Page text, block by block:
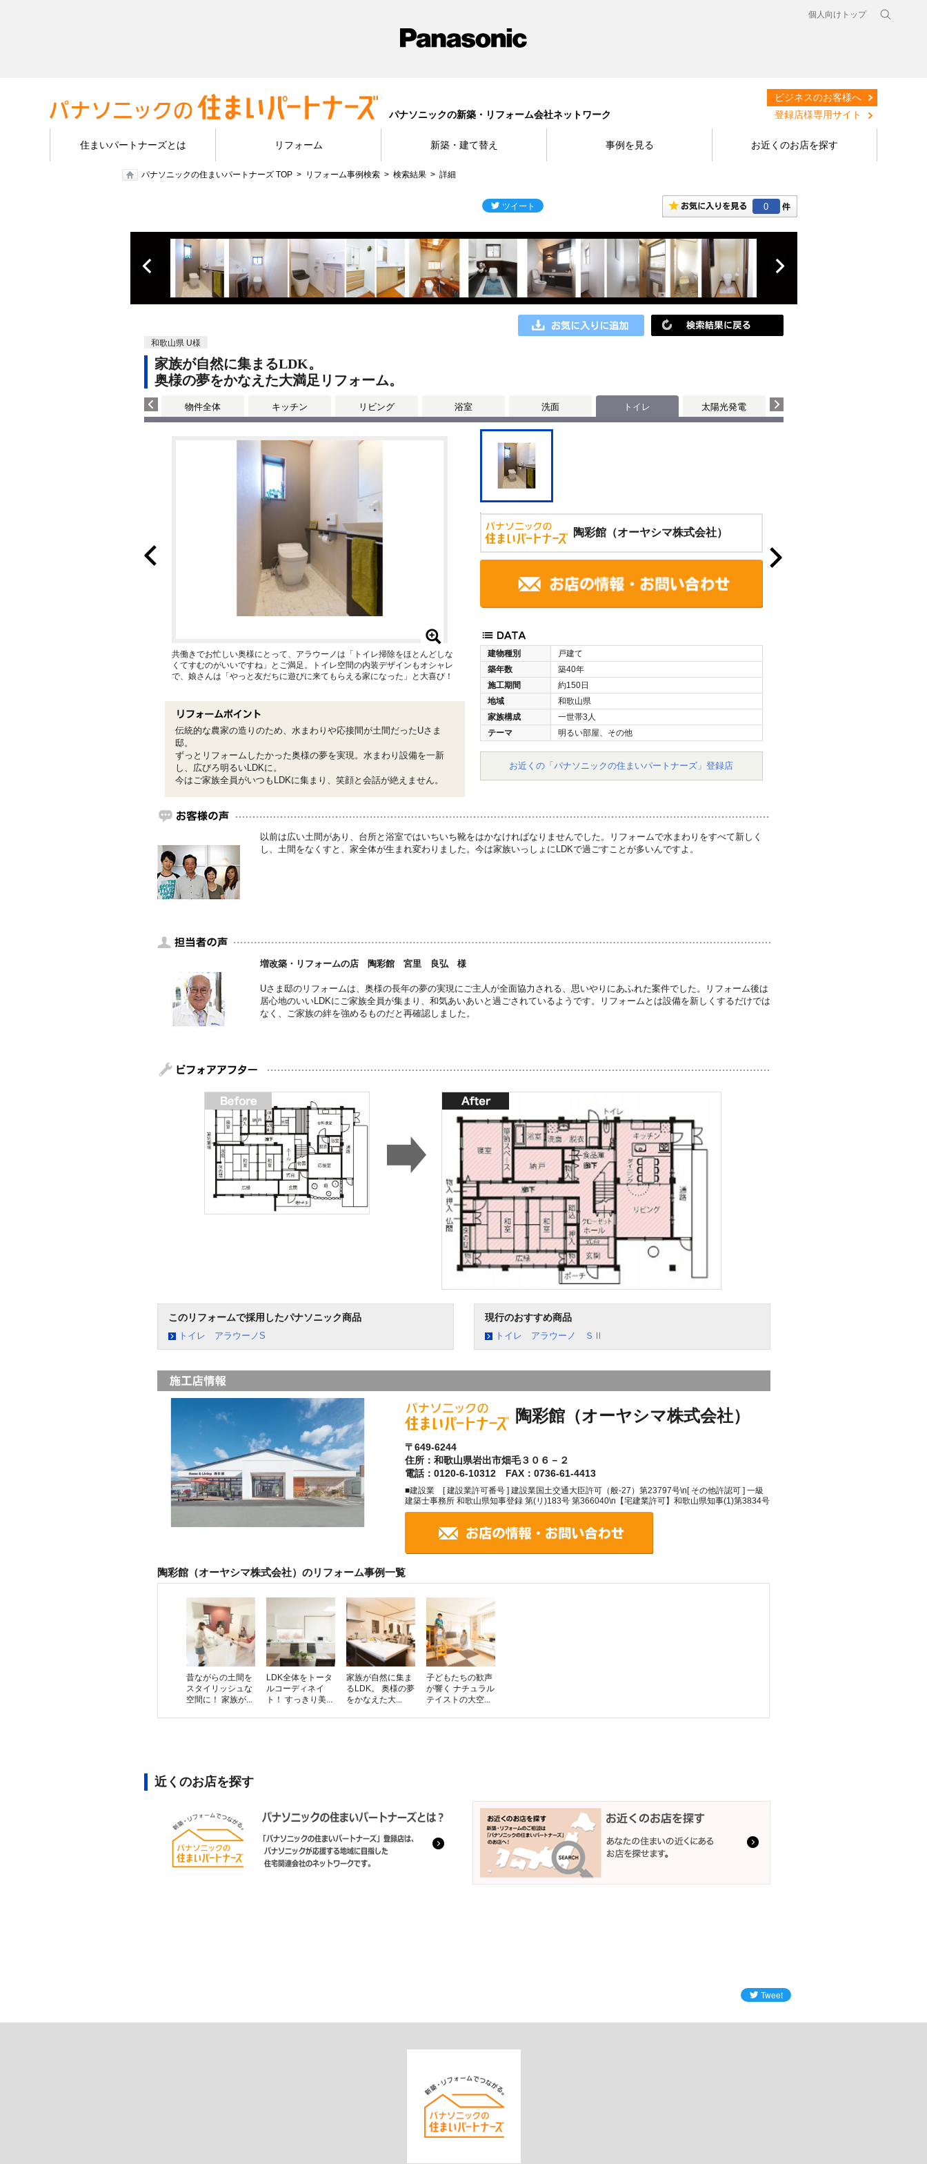
個人向けトップ
パナソニックの新築・リフォーム会社ネットワーク
ビジネスのお客様へ
登録店様専用サイト
住まいパートナーズとは リフォーム 新築・建て替え 事例を見る お近くのお店を探す
パナソニックの住まいパートナーズ TOP リフォーム事例検索 検索結果 詳細
0
和歌山県 U様
家族が自然に集まるLDK。
奥様の夢をかなえた大満足リフォーム。
物件全体 キッチン リビング 浴室 洗面 トイレ 太陽光発電
陶彩館（オーヤシマ株式会社）
建物種別
戸建て
築年数
築40年
施工期間
約150日
地域
和歌山県
家族構成
一世帯3人
テーマ
明るい部屋、その他
お近くの「パナソニックの住まいパートナーズ」登録店
共働きでお忙しい奥様にとって、アラウーノは「トイレ掃除をほとんどしな
くてすむのがいいですね」とご満足。トイレ空間の内装デザインもオシャレ
で、娘さんは「やっと友だちに遊びに来てもらえる家になった」と大喜び！
伝統的な農家の造りのため、水まわりや応接間が土間だったUさま
邸。
ずっとリフォームしたかった奥様の夢を実現。水まわり設備を一新
し、広びろ明るいLDKに。
今はご家族全員がいつもLDKに集まり、笑顔と会話が絶えません。
以前は広い土間があり、台所と浴室ではいちいち靴をはかなければなりませんでした。リフォームで水まわりをすべて新しく
し、土間をなくすと、家全体が生まれ変わりました。今は家族いっしょにLDKで過ごすことが多いんですよ。
増改築・リフォームの店 陶彩館 宮里 良弘 様
Uさま邸のリフォームは、奥様の長年の夢の実現にご主人が全面協力される、思いやりにあふれた案件でした。リフォーム後は
居心地のいいLDKにご家族全員が集まり、和気あいあいと過ごされているようです。リフォームとは設備を新しくするだけでは
なく、ご家族の絆を強めるものだと再確認しました。
このリフォームで採用したパナソニック商品
トイレ アラウーノS
現行のおすすめ商品
トイレ アラウーノ ＳⅡ
陶彩館（オーヤシマ株式会社）
〒649-6244
住所：和歌山県岩出市畑毛３０６－２
電話：0120-6-10312 FAX：0736-61-4413
■建設業 [ 建設業許可番号 ] 建設業国土交通大臣許可（般-27）第23797号\n[ その他許認可 ] 一級
建築士事務所 和歌山県知事登録 第(リ)183号 第366040\n【宅建業許可】和歌山県知事(1)第3834号
陶彩館（オーヤシマ株式会社）のリフォーム事例一覧
昔ながらの土間を
スタイリッシュな
空間に！ 家族が...
LDK全体をトータ
ルコーディネイ
ト！ すっきり美...
家族が自然に集ま
るLDK。 奥様の夢
をかなえた大...
子どもたちの歓声
が響く ナチュラル
テイストの大空...
近くのお店を探す